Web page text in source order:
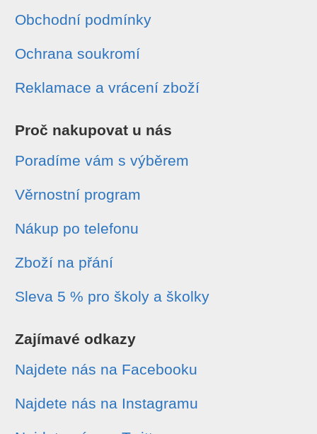
Obchodní podmínky
Ochrana soukromí
Reklamace a vrácení zboží
Proč nakupovat u nás
Poradíme vám s výběrem
Věrnostní program
Nákup po telefonu
Zboží na přání
Sleva 5 % pro školy a školky
Zajímavé odkazy
Najdete nás na Facebooku
Najdete nás na Instagramu